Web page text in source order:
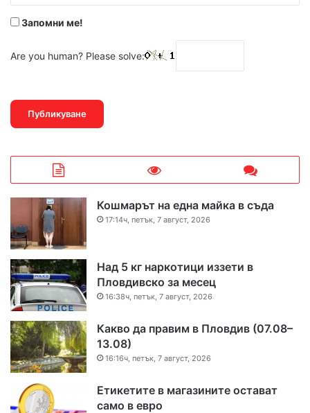
Запомни ме!
Are you human? Please solve:
Кошмарът на една майка в съда
17:14ч, петък, 7 август, 2026
Над 5 кг наркотици иззети в
Пловдивско за месец
16:38ч, петък, 7 август, 2026
Какво да правим в Пловдив (07.08–
13.08)
16:16ч, петък, 7 август, 2026
Етикетите в магазините остават
само в евро